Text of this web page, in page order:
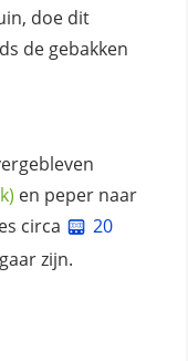
doe dit
de gebakken
en peper naar
circa
20
zijn.